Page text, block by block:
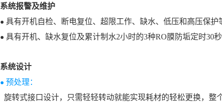
系统报警及维护
● 具有开机自检、断电复位、超限工作、缺水、低压和高压保护
● 具有开机、缺水复位及累计制水2小时的3种RO膜防垢定时30
系统设计
● 预处理：
旋转式接口设计，只需轻轻转动就能实现耗材的轻松更换，整